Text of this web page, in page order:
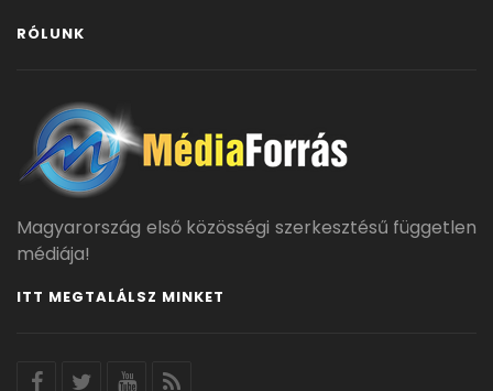
RÓLUNK
Magyarország első közösségi szerkesztésű független
médiája!
ITT MEGTALÁLSZ MINKET